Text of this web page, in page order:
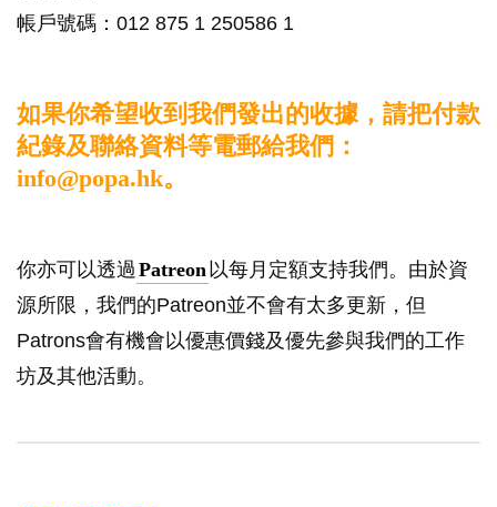
帳戶號碼：012 875 1 250586 1
如果你希望收到我們發出的收據，請把付款
紀錄及聯絡資料等電郵給我們：
info@popa.hk。
你亦可以透過 Patreon以每月定額支持我們。由於資
源所限，我們的Patreon並不會有太多更新，但
Patrons會有機會以優惠價錢及優先參與我們的工作
坊及其他活動。